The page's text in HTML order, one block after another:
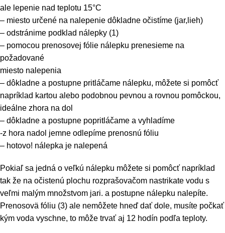
ale lepenie nad teplotu 15°C
– miesto určené na nalepenie dôkladne očistíme (jar,lieh)
– odstránime podklad nálepky (1)
– pomocou prenosovej fólie nálepku prenesieme na
požadované
miesto nalepenia
– dôkladne a postupne pritláčame nálepku, môžete si pomôcť
napríklad kartou alebo podobnou pevnou a rovnou pomôckou,
ideálne zhora na dol
– dôkladne a postupne popritláčame a vyhladíme
-z hora nadol jemne odlepíme prenosnú fóliu
– hotovo! nálepka je nalepená
Pokiaľ sa jedná o veľkú nálepku môžete si pomôcť napríklad
tak že na očistenú plochu rozprašovačom nastrikate vodu s
veľmi malým množstvom jari. a postupne nálepku nalepíte.
Prenosovä fóliu (3) ale nemôžete hneď dať dole, musíte počkať
kým voda vyschne, to môže trvať aj 12 hodín podľa teploty.